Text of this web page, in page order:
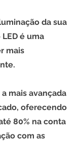
da sua
é uma
mais
mais avançada
oferecendo
80% na conta
com as